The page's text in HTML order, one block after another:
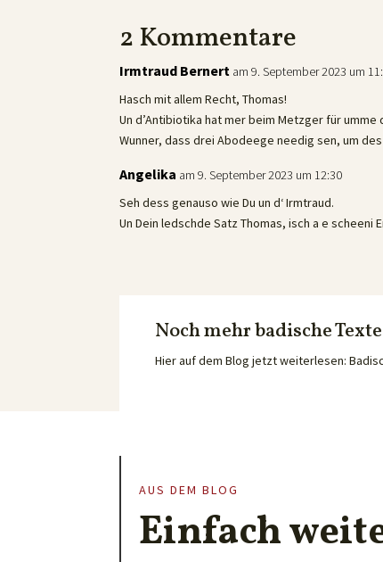
2 Kommentare
Irmtraud Bernert am 9. September 2023 um
Hasch mit allem Recht, Thomas!
Un d’Antibiotika hat mer beim Metzger für umme
Wunner, dass drei Abodeege needig sen, um
Angelika am 9. September 2023 um 12:30
Seh dess genauso wie Du un d‘ Irmtraud.
Un Dein ledschde Satz Thomas, isch a e
Noch mehr badische Texte
Hier auf dem Blog jetzt weiterlesen:
AUS DEM BLOG
Einfach